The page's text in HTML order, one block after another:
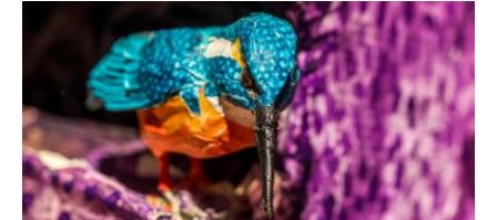
Et si les animaux de la sculpture monumentale «
Immersion » de l’artiste Anne-Lise Koehler s’éveillait de
l’œuvre pour partir à l’aventure et s'animer !